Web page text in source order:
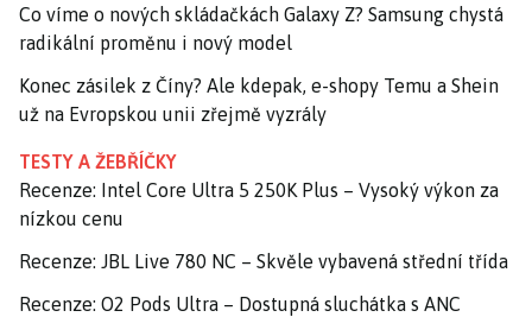
Co víme o nových skládačkách Galaxy Z? Samsung chystá
radikální proměnu i nový model
Konec zásilek z Číny? Ale kdepak, e-shopy Temu a Shein
už na Evropskou unii zřejmě vyzrály
TESTY A ŽEBŘÍČKY
Recenze: Intel Core Ultra 5 250K Plus – Vysoký výkon za
nízkou cenu
Recenze: JBL Live 780 NC – Skvěle vybavená střední třída
Recenze: O2 Pods Ultra – Dostupná sluchátka s ANC